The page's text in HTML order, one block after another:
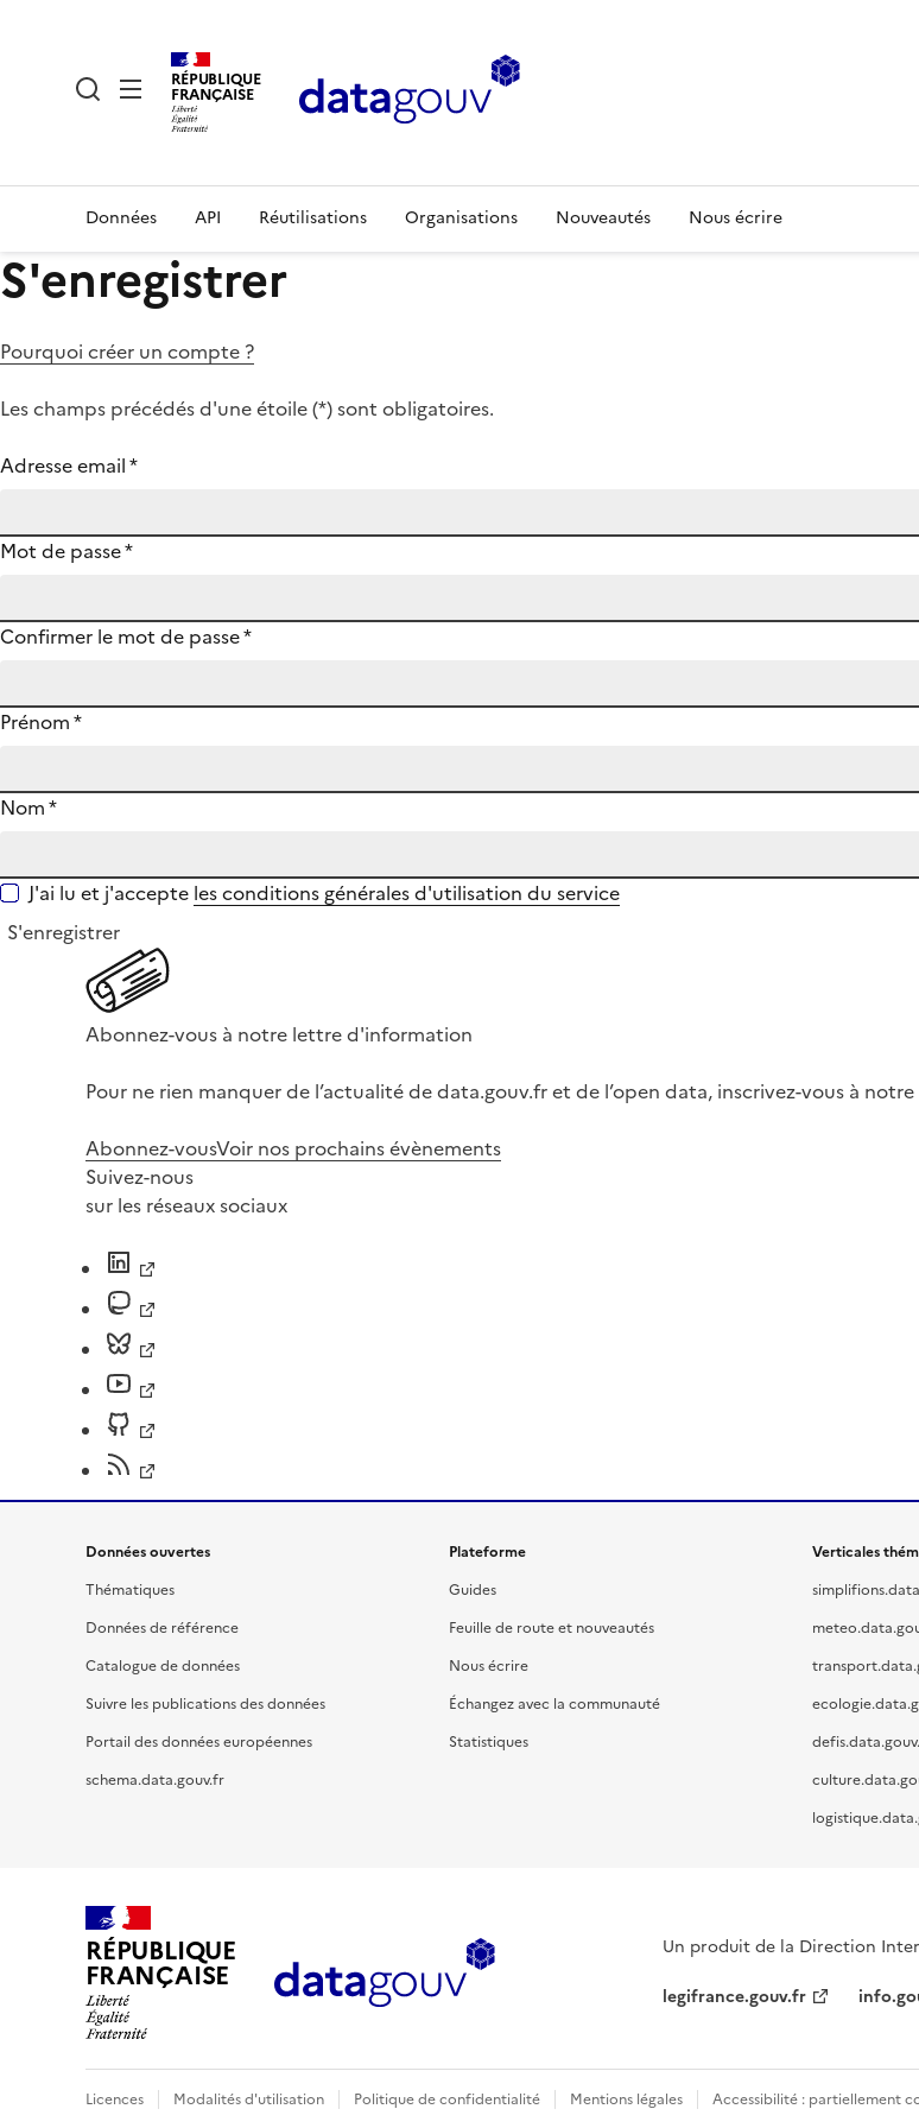
RÉPUBLIQUE
FRANÇAISE
Données API Réutilisations Organisations Nouveautés Nous écrire
S'enregistrer
Pourquoi créer un compte ?
Les champs précédés d'une étoile (*) sont obligatoires.
Adresse email*
Mot de passe*
Confirmer le mot de passe*
Prénom*
Nom*
J'ai lu et j'accepte les conditions générales d'utilisation du service
S'enregistrer
Abonnez-vous à notre lettre d'information
Pour ne rien manquer de l’actualité de data.gouv.fr et de l’open data, inscrivez-vous à
Abonnez-vousVoir nos prochains évènements
Suivez-nous
sur les réseaux sociaux
Données ouvertes
Thématiques
Données de référence
Catalogue de données
Suivre les publications des données
Portail des données européennes
schema.data.gouv.fr
Plateforme
Guides
Feuille de route et nouveautés
Nous écrire
Échangez avec la communauté
Statistiques
Verticales
RÉPUBLIQUE
FRANÇAISE
Un produit de la Direction
legifrance.gouv.fr
Licences Modalités d'utilisation Politique de confidentialité Mentions légales Accessibilité : partiellement